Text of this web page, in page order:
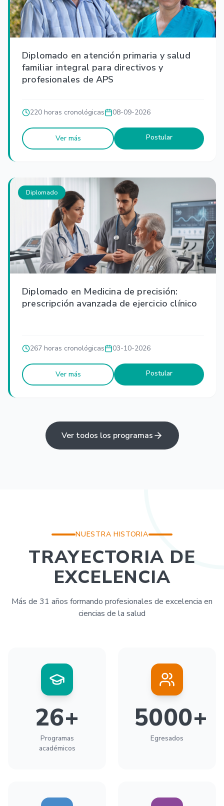
Diplomado en atención primaria y salud
familiar integral para directivos y
profesionales de APS
220 horas cronológicas 08-09-2026
Ver más Postular
Diplomado
Diplomado en Medicina de precisión:
prescripción avanzada de ejercicio clínico
267 horas cronológicas 03-10-2026
Ver más Postular
Ver todos los programas
NUESTRA HISTORIA
TRAYECTORIA DE
EXCELENCIA
Más de 31 años formando profesionales de excelencia en
ciencias de la salud
26+
Programas
académicos
5000+
Egresados